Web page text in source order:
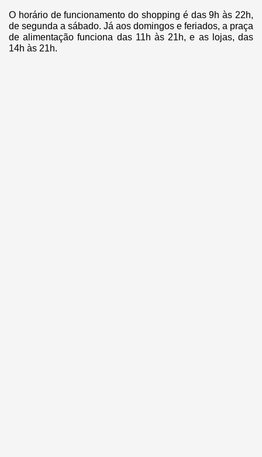
O horário de funcionamento do shopping é das 9h às 22h,
de segunda a sábado. Já aos domingos e feriados, a praça
de alimentação funciona das 11h às 21h, e as lojas, das
14h às 21h.